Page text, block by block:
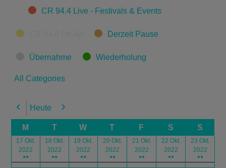
CategoriesCR 94.4 Live - Festivals & Events
Derzeit Pause
Übernahme Wiederholung
All Categories
Previous
Heute Next
M T W T F S S
17 Okt.
2022
●●
18 Okt.
2022
●●
19 Okt.
2022
●●
20 Okt.
2022
●●
21 Okt.
2022
●●
22 Okt.
2022
●●
23 Okt.
2022
●●